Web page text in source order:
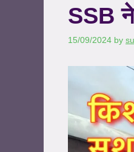
SSB ने
15/09/2024 by